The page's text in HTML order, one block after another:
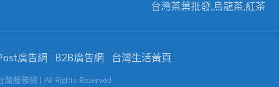
〉
〉
台灣茶葉批發,烏龍茶,紅茶
廣告網 B2B廣告網 台灣生活黃頁
灣服務網 | All Rights Reserved